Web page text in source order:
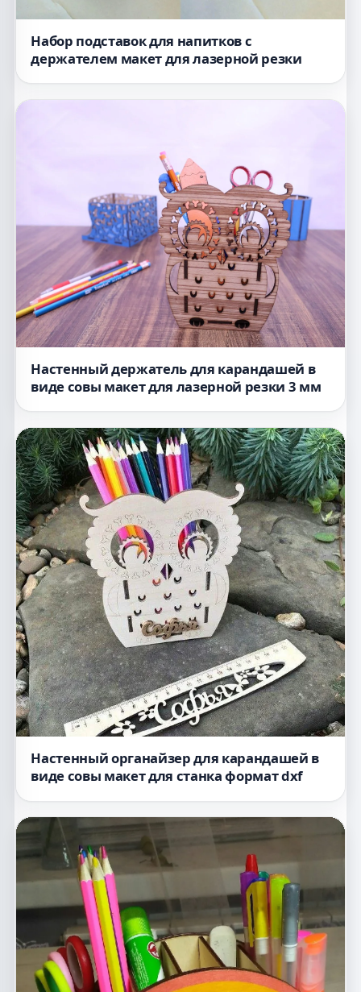
Набор подставок для напитков с
держателем макет для лазерной резки
Настенный держатель для карандашей в
виде совы макет для лазерной резки 3 мм
Настенный органайзер для карандашей в
виде совы макет для станка формат dxf